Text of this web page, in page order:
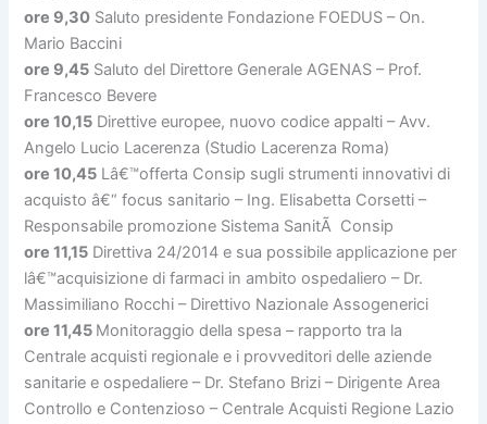
ore 9,30 Saluto presidente Fondazione FOEDUS – On.
Mario Baccini
ore 9,45 Saluto del Direttore Generale AGENAS – Prof.
Francesco Bevere
ore 10,15 Direttive europee, nuovo codice appalti – Avv.
Angelo Lucio Lacerenza (Studio Lacerenza Roma)
ore 10,45 Lâ€™offerta Consip sugli strumenti innovativi di
acquisto â€“ focus sanitario – Ing. Elisabetta Corsetti –
Responsabile promozione Sistema SanitÃ Consip
ore 11,15 Direttiva 24/2014 e sua possibile applicazione per
lâ€™acquisizione di farmaci in ambito ospedaliero – Dr.
Massimiliano Rocchi – Direttivo Nazionale Assogenerici
ore 11,45 Monitoraggio della spesa – rapporto tra la
Centrale acquisti regionale e i provveditori delle aziende
sanitarie e ospedaliere – Dr. Stefano Brizi – Dirigente Area
Controllo e Contenzioso – Centrale Acquisti Regione Lazio